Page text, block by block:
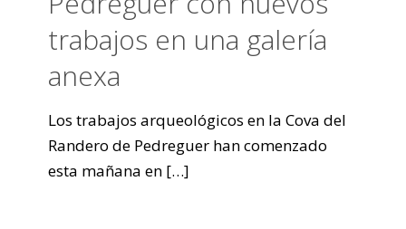
trabajos en una galería
anexa
Los trabajos arqueológicos en la Cova del
Randero de Pedreguer han comenzado
esta mañana en […]